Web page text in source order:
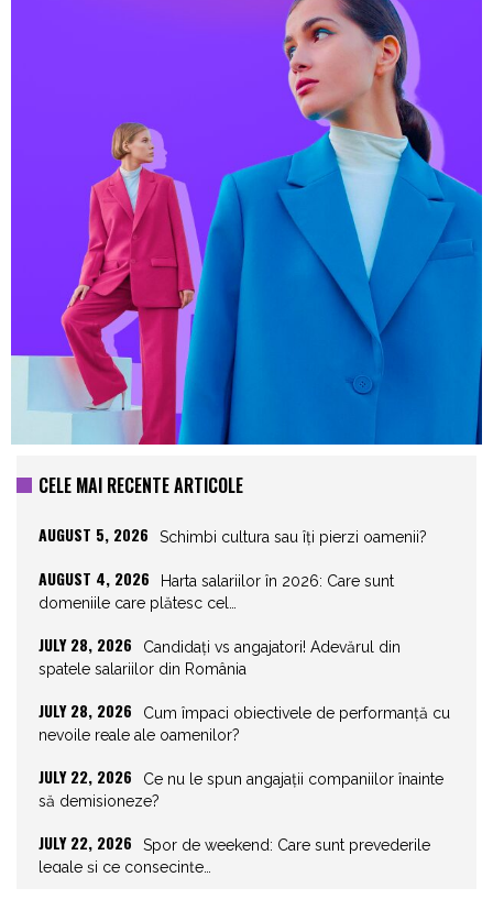
CELE MAI RECENTE ARTICOLE
AUGUST 5, 2026 Schimbi cultura sau îți pierzi oamenii?
AUGUST 4, 2026
Harta salariilor în 2026: Care sunt
domeniile care plătesc cel…
JULY 28, 2026
Candidați vs angajatori! Adevărul din
spatele salariilor din România
JULY 28, 2026
Cum împaci obiectivele de performanță cu
nevoile reale ale oamenilor?
JULY 22, 2026
Ce nu le spun angajații companiilor înainte
să demisioneze?
JULY 22, 2026
Spor de weekend: Care sunt prevederile
legale și ce consecințe…